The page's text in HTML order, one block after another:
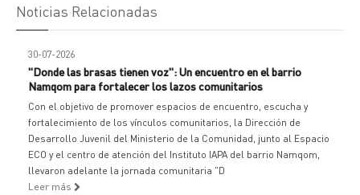
Noticias Relacionadas
30-07-2026
"Donde las brasas tienen voz": Un encuentro en el barrio
Namqom para fortalecer los lazos comunitarios
Con el objetivo de promover espacios de encuentro, escucha y
fortalecimiento de los vínculos comunitarios, la Dirección de
Desarrollo Juvenil del Ministerio de la Comunidad, junto al Espacio
ECO y el centro de atención del Instituto IAPA del barrio Namqom,
llevaron adelante la jornada comunitaria "D
Leer más